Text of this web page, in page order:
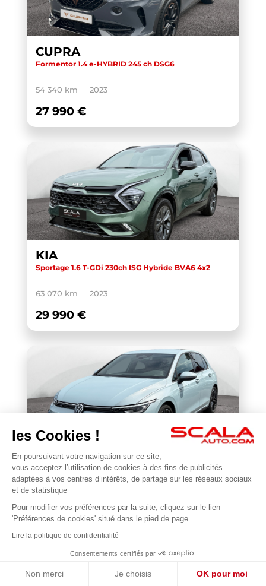
CUPRA
Formentor 1.4 e-HYBRID 245 ch DSG6
54 340 km 2023
27 990 €
KIA
Sportage 1.6 T-GDi 230ch ISG Hybride BVA6 4x2
63 070 km 2023
29 990 €
VOLKSWAGEN
Golf 1.5 eTSI EVO2 116 DSG7
22 677 km
31 990 €
les Cookies !
En poursuivant votre navigation sur ce site,
vous acceptez l’utilisation de cookies à des fins de publicités
adaptées à vos centres d’intérêts, de partage sur les réseaux sociaux
et de statistique
Pour modifier vos préférences par la suite, cliquez sur le lien
'Préférences de cookies' situé dans le pied de page.
Lire la politique de confidentialité
Consentements certifiés par
Non merci Je choisis OK pour moi
BONJOUR 😊
Je suis en ligne pour répondre à vos questions !